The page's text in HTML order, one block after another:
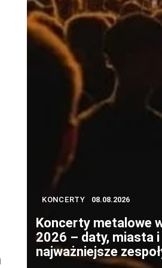
KONCERTY 08.08.2026
Koncerty metalowe
2026 – daty, miasta i
najważniejsze